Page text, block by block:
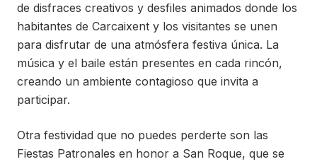
de disfraces creativos y desfiles animados donde los
habitantes de Carcaixent y los visitantes se unen
para disfrutar de una atmósfera festiva única. La
música y el baile están presentes en cada rincón,
creando un ambiente contagioso que invita a
participar.
Otra festividad que no puedes perderte son las
Fiestas Patronales en honor a San Roque, que se